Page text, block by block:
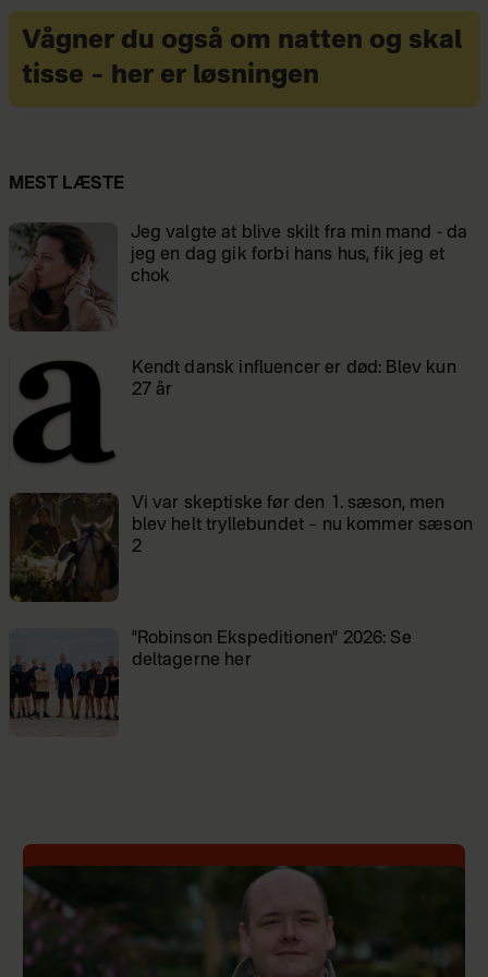
Vågner du også om natten og skal
tisse – her er løsningen
MEST LÆSTE
Jeg valgte at blive skilt fra min mand - da
jeg en dag gik forbi hans hus, fik jeg et
chok
Kendt dansk influencer er død: Blev kun
27 år
Vi var skeptiske før den 1. sæson, men
blev helt tryllebundet – nu kommer sæson
2
"Robinson Ekspeditionen" 2026: Se
deltagerne her